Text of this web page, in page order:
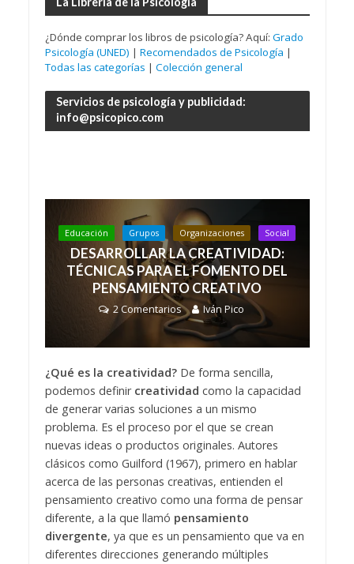
¿Dónde comprar los libros de psicología? Aquí: Grado
Psicología (UNED) | Recomendados de Psicología |
Todas las categorías | Colección general
Servicios de psicología y publicidad:
info@psicopico.com
Educación Grupos Organizaciones Social
DESARROLLAR LA CREATIVIDAD:
TÉCNICAS PARA EL FOMENTO DEL
PENSAMIENTO CREATIVO
2 Comentarios Iván Pico
¿Qué es la creatividad?De forma sencilla,
podemos definir creatividad como la capacidad
de generar varias soluciones a un mismo
problema. Es el proceso por el que se crean
nuevas ideas o productos originales. Autores
clásicos como Guilford (1967), primero en hablar
acerca de las personas creativas, entienden el
pensamiento creativo como una forma de pensar
diferente, a la que llamó pensamiento
divergente, ya que es un pensamiento que va en
diferentes direcciones generando múltiples